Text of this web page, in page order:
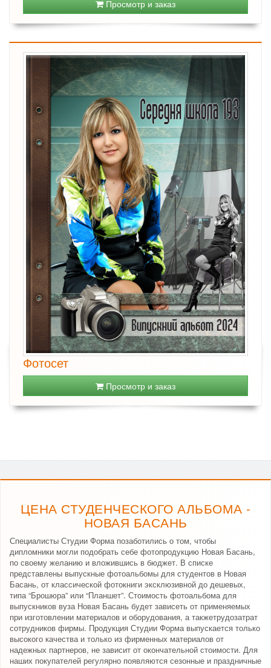
Просмотр и заказ
Фотосет
Просмотр и заказ
ЦЕНА СТУДЕНЧЕСКОГО АЛЬБОМА -
НОВАЯ БАСАНЬ
Специалисты Студии Форма позаботились о том, чтобы
дипломники могли подобрать себе фотопродукцию Новая Басань,
по своему желанию и вложившись в бюджет. В списке
представлены выпускные фотоальбомы для студентов в Новая
Басань, от классической фотокниги эксклюзивной до дешевых,
типа “Брошюра” или “Планшет”. Стоимость фотоальбома для
выпускников вуза Новая Басань будет зависеть от применяемых
при изготовлении материалов и оборудования, а такжетрудозатрат
сотрудников фирмы. Продукция Студии Форма выпускается только
высокого качества и только из фирменных материалов от
надежных партнеров, не зависит от окончательной стоимости. Для
наших покупателей регулярно появляются сезонные и праздничные